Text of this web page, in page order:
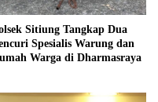
Sitiung Tangkap Dua
Spesialis Warung dan
Warga di Dharmasraya